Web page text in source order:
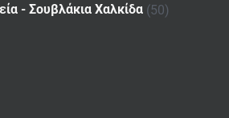
- Σουβλάκια Χαλκίδα (50)